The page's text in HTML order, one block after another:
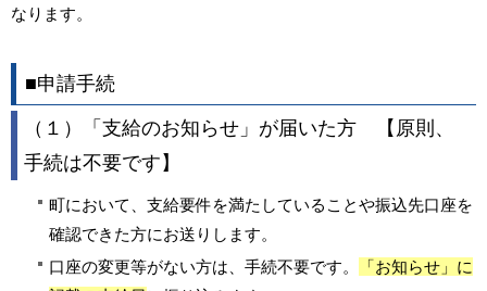
なります。
■申請手続
（１）「支給のお知らせ」が届いた方 【原則、
手続は不要です】
町において、支給要件を満たしていることや振込先口座を
確認できた方にお送りします。
口座の変更等がない方は、手続不要です。
「お知らせ」に